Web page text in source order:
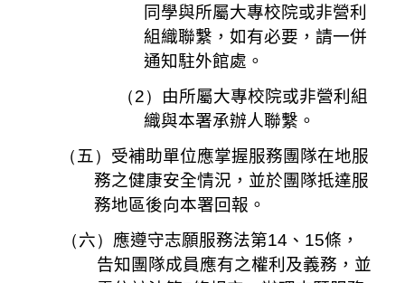
同學與所屬大專校院或非營利
組織聯繫，如有必要，請一併
通知駐外館處。
（2） 由所屬大專校院或非營利組
織與本署承辦人聯繫。
（ 五 ） 受補助單位應掌握服務團隊在地服
務之健康安全情況，並於團隊抵達服
務地區後向本署回報。
（六） 應遵守志願服務法第14 、 15條，
告知團隊成員應有之權利及義務，並